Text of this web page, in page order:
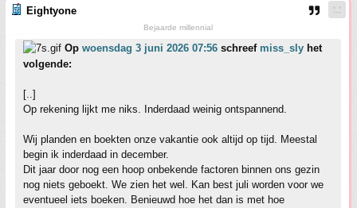
Eightyone
Bejaarde millennial
Op woensdag 3 juni 2026 07:56 schreef miss_sly het
volgende:
[..]
Op rekening lijkt me niks. Inderdaad weinig ontspannend.
Wij planden en boekten onze vakantie ook altijd op tijd. Meestal
begin ik inderdaad in december.
Dit jaar door nog een hoop onbekende factoren binnen ons gezin
nog niets geboekt. We zien het wel. Kan best juli worden voor we
eventueel iets boeken. Benieuwd hoe het dan is met hoe